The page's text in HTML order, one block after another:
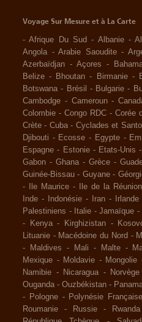
Voyage Sur Mesure et à La Carte
-Afrique Du Sud - Albanie -
Angola -Arabie Saoudite -
Azerbaïdjan - Açores -
Belize - Bhoutan - Birmanie -
Botswana - Brésil - Bulgarie -
Cambodge - Cameroun -
Colombie - Congo RDC - Corée
Crète - Cuba - Cyclades et
Djibouti - Ecosse - Egypte -
Espagne - Estonie - Etats-Unis -
Gabon - Ghana - Grèce -
Guinée-Bissau - Guyane -
-
Ile Maurice - Ile de la Réunion
Inde - Indonésie - Iran - Irlande
Palestiniens - Italie - Jamaïque -
-
Kenya - Kirghizistan -
Lituanie - Macédoine du Nord -
-
Maldives - Mali - Malte -
Mexique - Moldavie - Mongolie
Namibie - Nicaragua - Norvège
Ouganda -Ouzbékistan -
-
Pologne - Polynésie Française
Roumanie
- Russie - Rwanda